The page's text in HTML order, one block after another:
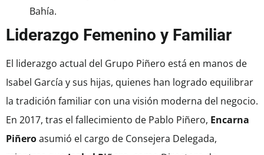
Bahía.
Liderazgo Femenino y Familiar
El liderazgo actual del Grupo Piñero está en manos de
Isabel García y sus hijas, quienes han logrado equilibrar
la tradición familiar con una visión moderna del negocio.
En 2017, tras el fallecimiento de Pablo Piñero, Encarna
Piñeroasumió el cargo de Consejera Delegada,